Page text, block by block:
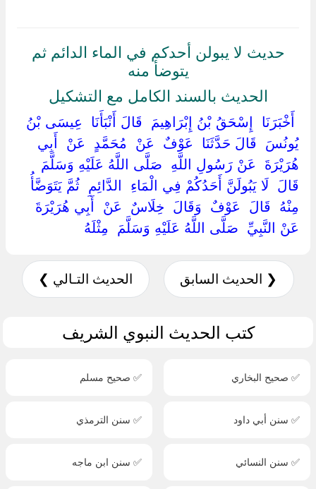
حديث لا يبولن أحدكم في الماء الدائم ثم
يتوضأ منه
الحديث بالسند الكامل مع التشكيل
‏ ‏أَخْبَرَنَا ‏ ‏إِسْحَقُ بْنُ إِبْرَاهِيمَ ‏ ‏قَالَ أَنْبَأَنَا ‏ ‏عِيسَى بْنُ
يُونُسَ ‏ ‏قَالَ حَدَّثَنَا ‏ ‏عَوْفٌ ‏ ‏عَنْ ‏ ‏مُحَمَّدٍ ‏ ‏عَنْ ‏ ‏أَبِي
هُرَيْرَةَ ‏ ‏عَنْ رَسُولِ اللَّهِ ‏ ‏صَلَّى اللَّهُ عَلَيْهِ وَسَلَّمَ ‏
‏قَالَ ‏ ‏لَا يَبُولَنَّ أَحَدُكُمْ فِي الْمَاءِ ‏ ‏الدَّائِمِ ‏ ‏ثُمَّ يَتَوَضَّأُ
مِنْهُ ‏ ‏قَالَ ‏ ‏عَوْفٌ ‏ ‏وَقَالَ ‏ ‏خِلَاسٌ ‏ ‏عَنْ ‏ ‏أَبِي هُرَيْرَةَ ‏
‏عَنْ النَّبِيِّ ‏ ‏صَلَّى اللَّهُ عَلَيْهِ وَسَلَّمَ ‏ ‏مِثْلَهُ ‏
❮ الحديث السابق الحديث التـالي ❯
كتب الحديث النبوي الشريف
✅ صحيح البخاري ✅ صحيح مسلم
✅ سنن أبي داود ✅ سنن الترمذي
✅ سنن النسائي ✅ سنن ابن ماجه